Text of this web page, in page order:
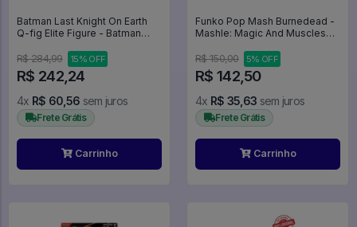
Batman Last Knight On Earth
Q-fig Elite Figure - Batman
R$ 284,99
15% OFF
R$ 242,24
4x R$ 60,56 sem juros
Frete Grátis
Carrinho
Funko Pop Mash Burnedead -
Mashle: Magic And Muscles
R$ 150,00
5% OFF
R$ 142,50
4x R$ 35,63 sem juros
Frete Grátis
Carrinho